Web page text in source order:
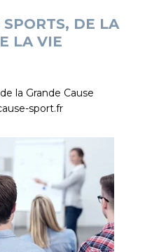
DE LA
LA VIE
la Grande Cause
sport.fr